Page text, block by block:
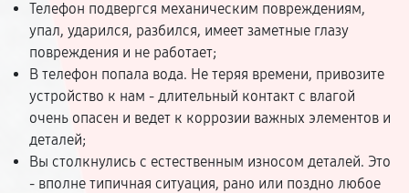
Телефон подвергся механическим повреждениям,
упал, ударился, разбился, имеет заметные глазу
повреждения и не работает;
В телефон попала вода. Не теряя времени, привозите
устройство к нам - длительный контакт с влагой
очень опасен и ведет к коррозии важных элементов и
деталей;
Вы столкнулись с естественным износом деталей. Это
- вполне типичная ситуация, рано или поздно любое